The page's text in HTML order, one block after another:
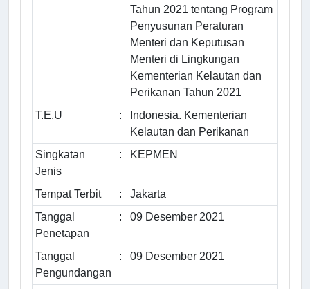
Tahun 2021 tentang Program
Penyusunan Peraturan
Menteri dan Keputusan
Menteri di Lingkungan
Kementerian Kelautan dan
Perikanan Tahun 2021
T.E.U
:
Indonesia. Kementerian
Kelautan dan Perikanan
Singkatan
Jenis
: KEPMEN
Tempat Terbit :
Jakarta
Tanggal
Penetapan
: 09 Desember 2021
Tanggal
Pengundangan
: 09 Desember 2021